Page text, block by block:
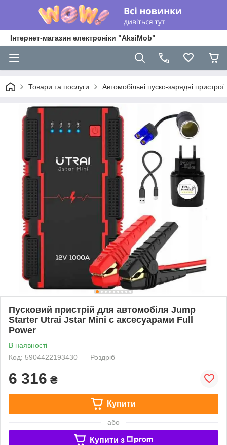
Інтернет-магазин електроніки "AksiMob"
Товари та послуги Автомобільні пуско-зарядні пристрої
Пусковий пристрій для автомобіля Jump
Starter Utrai Jstar Mini с аксесуарами Full
Power
В наявності
Код: 5904422193430
Роздріб
6 316 ₴
Купити
або
Купити з